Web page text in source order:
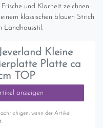
und Klarheit zeichnen
klassischen blauen Strich
Landhausstil.
Kleine
Platte ca
TOP
anzeigen
wenn der Artikel